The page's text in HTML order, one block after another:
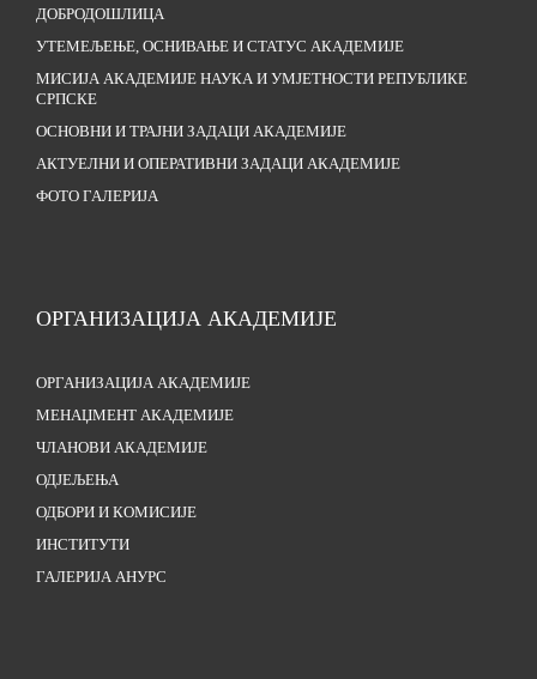
ДОБРОДОШЛИЦА
УТЕМЕЉЕЊЕ, ОСНИВАЊЕ И СТАТУС АКАДЕМИЈЕ
МИСИЈА АКАДЕМИЈЕ НАУКА И УМЈЕТНОСТИ РЕПУБЛИКЕ
СРПСКЕ
ОСНОВНИ И ТРАЈНИ ЗАДАЦИ АКАДЕМИЈЕ
АКТУЕЛНИ И ОПЕРАТИВНИ ЗАДАЦИ АКАДЕМИЈЕ
ФОТО ГАЛЕРИЈА
ОРГАНИЗАЦИЈА АКАДЕМИЈЕ
ОРГАНИЗАЦИЈА АКАДЕМИЈЕ
МЕНАЏМЕНТ АКАДЕМИЈЕ
ЧЛАНОВИ АКАДЕМИЈЕ
ОДЈЕЉЕЊА
ОДБОРИ И КОМИСИЈЕ
ИНСТИТУТИ
ГАЛЕРИЈА АНУРС